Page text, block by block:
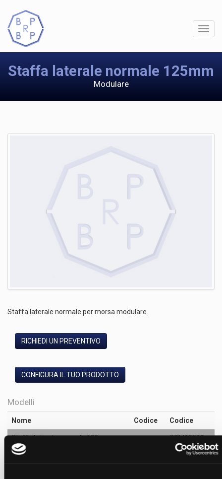
Staffa laterale normale 125mm
Modulare
Staffa laterale normale per morsa modulare.
RICHIEDI UN PREVENTIVO
CONFIGURA IL TUO PRODOTTO
Modelli
Nome Codice Codice
Staffa laterale normale 125mm STM12512
Staffa laterale normale 125mm STM12514